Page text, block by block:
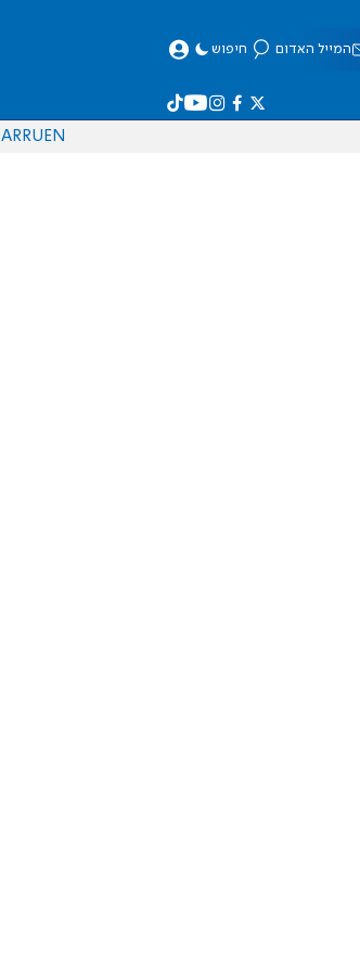
המייל האדום חיפוש
EN
RU
AR